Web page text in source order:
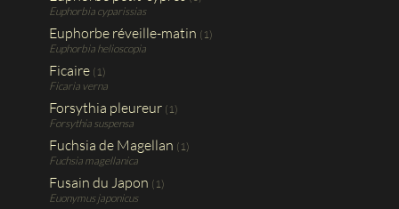
Euphorbia cyparissias
Euphorbe réveille-matin (1)
Euphorbia helioscopia
Ficaire (1)
Ficaria verna
Forsythia pleureur (1)
Forsythia suspensa
Fuchsia de Magellan (1)
Fuchsia magellanica
Fusain du Japon (1)
Euonymus japonicus